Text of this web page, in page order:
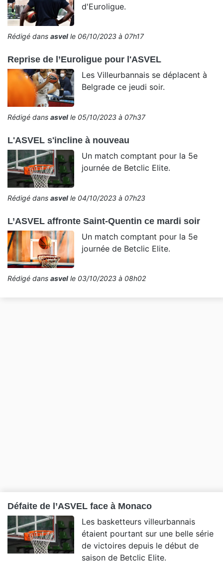
d'Euroligue.
Rédigé dans asvel le 06/10/2023 à 07h17
Reprise de l’Euroligue pour l'ASVEL
Les Villeurbannais se déplacent à
Belgrade ce jeudi soir.
Rédigé dans asvel le 05/10/2023 à 07h37
L'ASVEL s'incline à nouveau
Un match comptant pour la 5e
journée de Betclic Elite.
Rédigé dans asvel le 04/10/2023 à 07h23
L’ASVEL affronte Saint-Quentin ce mardi soir
Un match comptant pour la 5e
journée de Betclic Elite.
Rédigé dans asvel le 03/10/2023 à 08h02
Défaite de l’ASVEL face à Monaco
Les basketteurs villeurbannais
étaient pourtant sur une belle série
de victoires depuis le début de
saison de Betclic Elite.